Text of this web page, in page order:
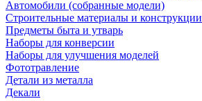
Автомобили (собранные модели)
Строительные материалы и конструкции
Предметы быта и утварь
Наборы для конверсии
Наборы для улучшения моделей
Фототравление
Детали из металла
Декали